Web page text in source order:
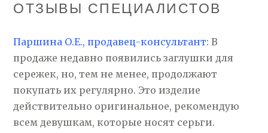
ОТЗЫВЫ СПЕЦИАЛИСТОВ
Паршина О.Е., продавец-консультант: В
продаже недавно появились заглушки для
сережек, но, тем не менее, продолжают
покупать их регулярно. Это изделие
действительно оригинальное, рекомендую
всем девушкам, которые носят серьги.